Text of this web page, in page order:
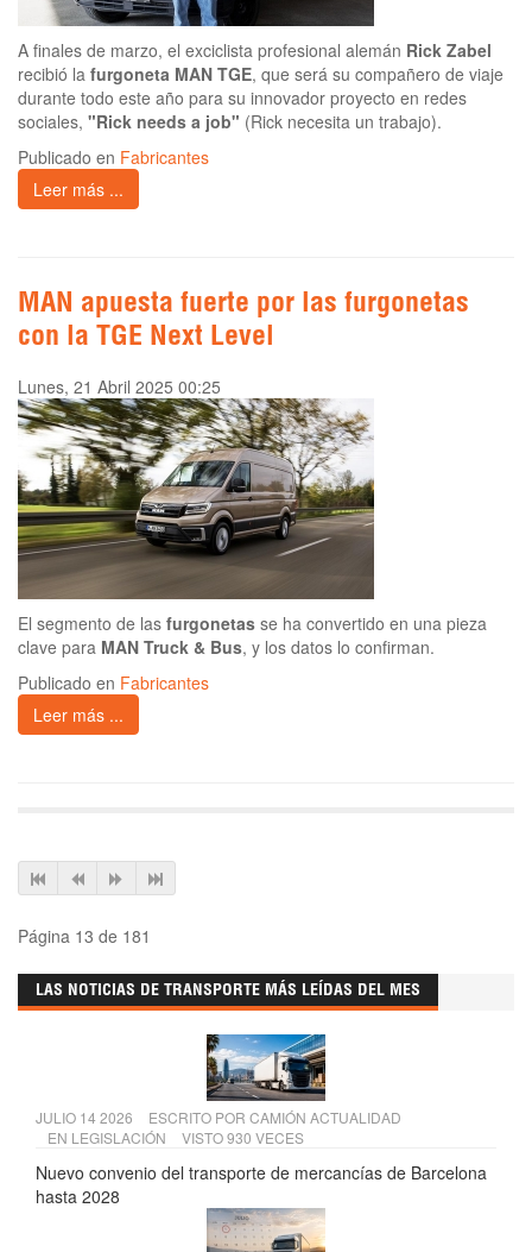
A finales de marzo, el exciclista profesional alemán Rick Zabel
recibió la furgoneta MAN TGE, que será su compañero de viaje
durante todo este año para su innovador proyecto en redes
sociales, "Rick needs a job" (Rick necesita un trabajo).
Publicado en Fabricantes
Leer más ...
MAN apuesta fuerte por las furgonetas
con la TGE Next Level
Lunes, 21 Abril 2025 00:25
El segmento de las furgonetas se ha convertido en una pieza
clave para MAN Truck & Bus, y los datos lo confirman.
Publicado en Fabricantes
Leer más ...
Página 13 de 181
LAS NOTICIAS DE TRANSPORTE MÁS LEÍDAS DEL MES
JULIO 14 2026 ESCRITO POR CAMIÓN ACTUALIDAD
EN LEGISLACIÓN VISTO 930 VECES
Nuevo convenio del transporte de mercancías de Barcelona
hasta 2028